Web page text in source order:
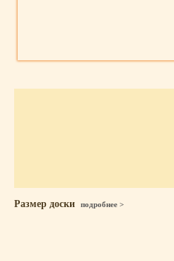
Размер доски подробнее >